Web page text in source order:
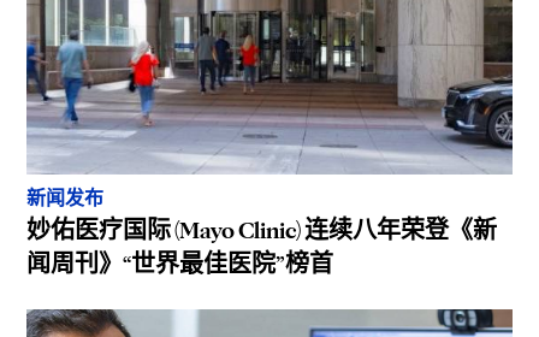
新闻发布
妙佑医疗国际 (Mayo Clinic) 连续八年荣登《新
闻周刊》“世界最佳医院”榜首